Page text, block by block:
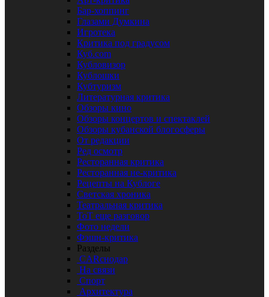
Бар-хоппинг
Глазами Думкина
Игротека
Критика под градусом
Куб.com
Кубловизор
Кублошки
Кубтуризм
Литературная критика
Обзоры кино
Обзоры концертов и спектаклей
Обзоры кубанской блогосферы
От редакции
Ред осмотр
Ресторанная критика
Ресторанная не-критика
Рецепты на Кублоге
Светская хроника
Театральная критика
ТоТ еще разговор
Фото недели
Фэшн-критика
Разделы
CARснодар
На связи
Спорт
Архитектура